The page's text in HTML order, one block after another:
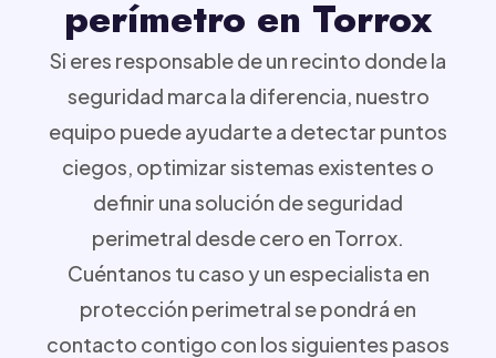
perímetro en Torrox
Si eres responsable de un recinto donde la
seguridad marca la diferencia, nuestro
equipo puede ayudarte a detectar puntos
ciegos, optimizar sistemas existentes o
definir una solución de seguridad
perimetral desde cero en Torrox.
Cuéntanos tu caso y un especialista en
protección perimetral se pondrá en
contacto contigo con los siguientes pasos